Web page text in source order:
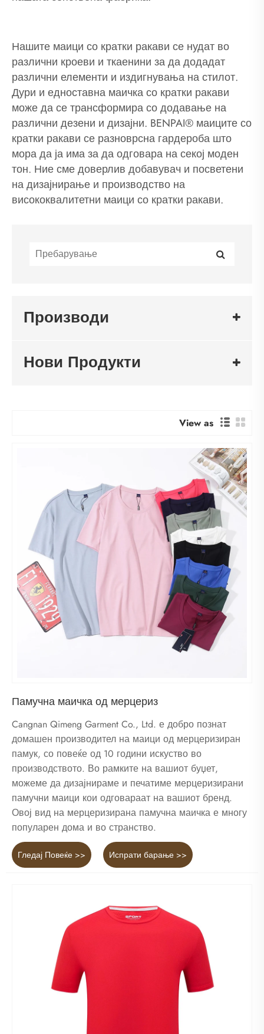
Нашите маици со кратки ракави се нудат во
различни кроеви и ткаенини за да додадат
различни елементи и издигнувања на стилот.
Дури и едноставна маичка со кратки ракави
може да се трансформира со додавање на
различни дезени и дизајни. BENPAI® маиците со
кратки ракави се разноврсна гардероба што
мора да ја има за да одговара на секој моден
тон. Ние сме доверлив добавувач и посветени
на дизајнирање и производство на
висококвалитетни маици со кратки ракави.
Производи
Нови Продукти
View as
Памучна маичка од мерцериз
Cangnan Qimeng Garment Co., Ltd. е добро познат
домашен производител на маици од мерцеризиран
памук, со повеќе од 10 години искуство во
производството. Во рамките на вашиот буџет,
можеме да дизајнираме и печатиме мерцеризирани
памучни маици кои одговараат на вашиот бренд.
Овој вид на мерцеризирана памучна маичка е многу
популарен дома и во странство.
Гледај Повеќе >> Испрати барање >>